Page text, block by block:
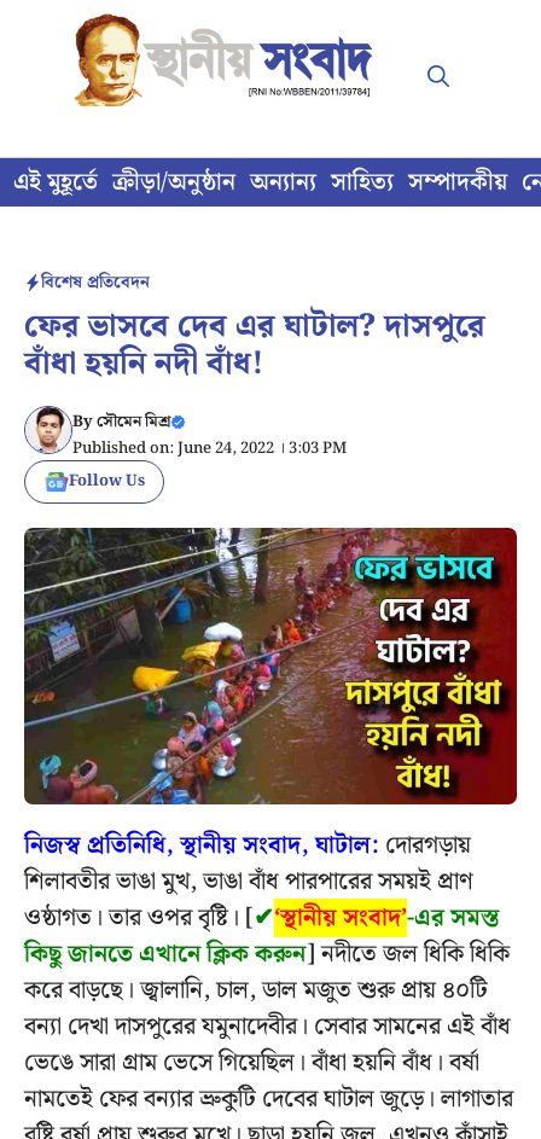
content
এই মুহূর্তে ক্রীড়া/অনুষ্ঠান অন্যান্য সাহিত্য সম্পাদকীয়
বিশেষ প্রতিবেদন
ফের ভাসবে দেব এর ঘাটাল? দাসপুরে
বাঁধা হয়নি নদী বাঁধ!
Byসৌমেন মিশ্র
Published on: June 24, 2022 । 3:03 PM
Follow Us
নিজস্ব প্রতিনিধি, স্থানীয় সংবাদ, ঘাটাল: দোরগড়ায়
শিলাবতীর ভাঙা মুখ, ভাঙা বাঁধ পারপারের সময়ই প্রাণ
ওষ্ঠাগত। তার ওপর বৃষ্টি। [✔‘স্থানীয় সংবাদ’-এর সমস্ত
কিছু জানতে এখানে ক্লিক করুন] নদীতে জল ধিকি ধিকি
করে বাড়ছে। জ্বালানি, চাল, ডাল মজুত শুরু প্রায় ৪০টি
বন্যা দেখা দাসপুরের যমুনাদেবীর। সেবার সামনের এই বাঁধ
ভেঙে সারা গ্রাম ভেসে গিয়েছিল। বাঁধা হয়নি বাঁধ। বর্ষা
নামতেই ফের বন্যার ভ্রুকুটি দেবের ঘাটাল জুড়ে। লাগাতার